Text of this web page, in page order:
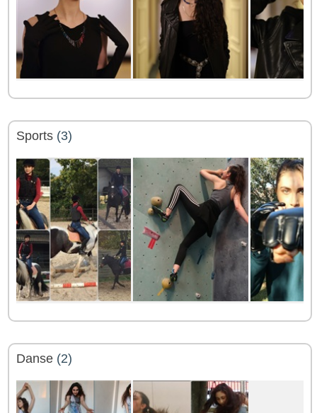
Sports (3)
Danse (2)